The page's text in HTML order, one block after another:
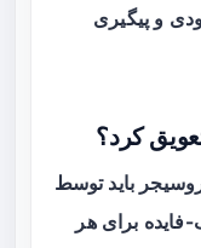
و پیگیری
کرد؟
باید توسط
برای هر